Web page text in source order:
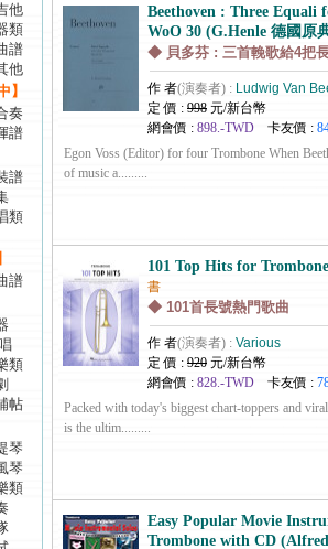
他
類
譜
他
】
奏
譜
譜
類
譜
類
帖
琴
琴
類
Beethoven : Three Equali
WoO 30 (G.Henle 德國原
◆ 貝多芬 : 三首輓歌給4把
作 者(演奏者) : Ludwig Van
定 價 : 998 元/新台幣
網會價 : 898.-TWD 卡友價 :
Egon Voss (Editor) for four Trombone When
of music a.........
101 Top Hits for
書
◆ 101首長號熱門歌曲
作 者(演奏者) : Various
定 價 : 920 元/新台幣
網會價 : 828.-TWD 卡友價 :
Packed with today's biggest chart-toppers and
is the ultim.........
Easy Popular Movie
Trombone with CD